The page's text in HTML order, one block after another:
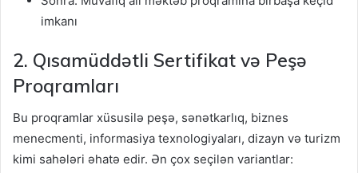
imkanı
2. Qısamüddətli Sertifikat və Peşə
Proqramları
Bu proqramlar xüsusilə peşə, sənətkarlıq, biznes
menecmenti, informasiya texnologiyaları, dizayn və turizm
kimi sahələri əhatə edir. Ən çox seçilən variantlar: